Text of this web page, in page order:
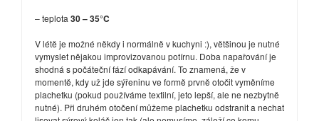
– teplota 30 – 35°C
V létě je možné někdy i normálně v kuchyni :), většinou je nutné
vymyslet nějakou improvizovanou potírnu. Doba napařování je
shodná s počáteční fází odkapávání. To znamená, že v
momentě, kdy už jde sýřeninu ve formě prvně otočit vyměníme
plachetku (pokud používáme textilní, jeto lepší, ale ne nezbytně
nutné). Při druhém otočení můžeme plachetku odstranit a nechat